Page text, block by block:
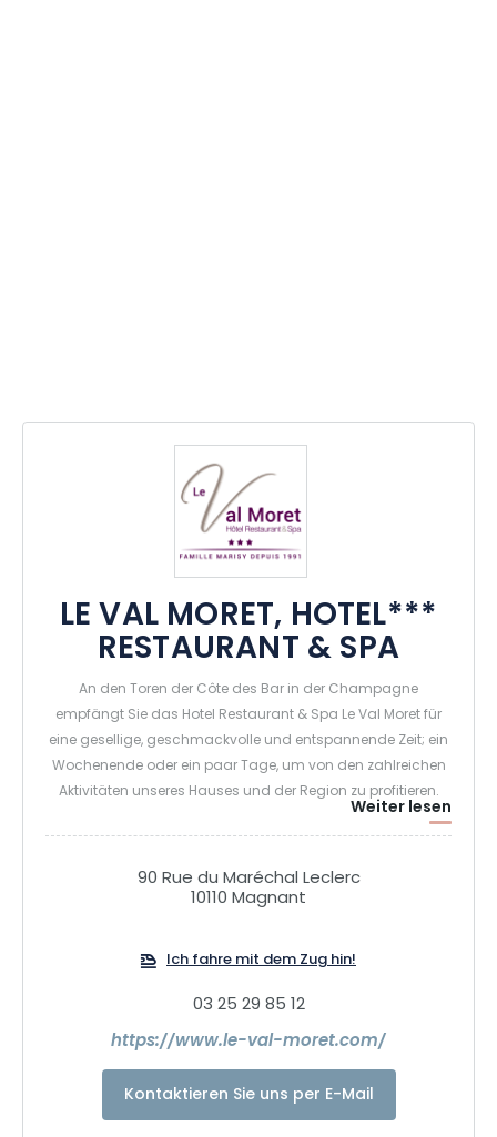
LE VAL MORET, HOTEL***
RESTAURANT & SPA
An den Toren der Côte des Bar in der Champagne
empfängt Sie das Hotel Restaurant & Spa Le Val Moret für
eine gesellige, geschmackvolle und entspannende Zeit; ein
Wochenende oder ein paar Tage, um von den zahlreichen
Aktivitäten unseres Hauses und der Region zu profitieren.
Weiter lesen
90 Rue du Maréchal Leclerc
10110 Magnant
Ich fahre mit dem Zug hin!
03 25 29 85 12
https://www.le-val-moret.com/
Kontaktieren Sie uns per E-Mail